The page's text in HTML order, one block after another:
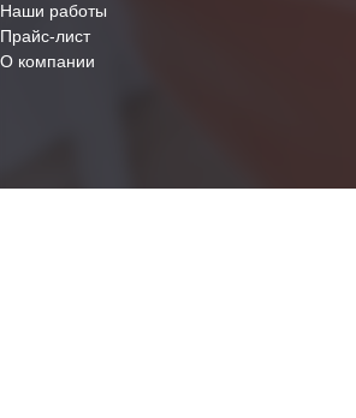
Наши работы
Прайс-лист
О компании